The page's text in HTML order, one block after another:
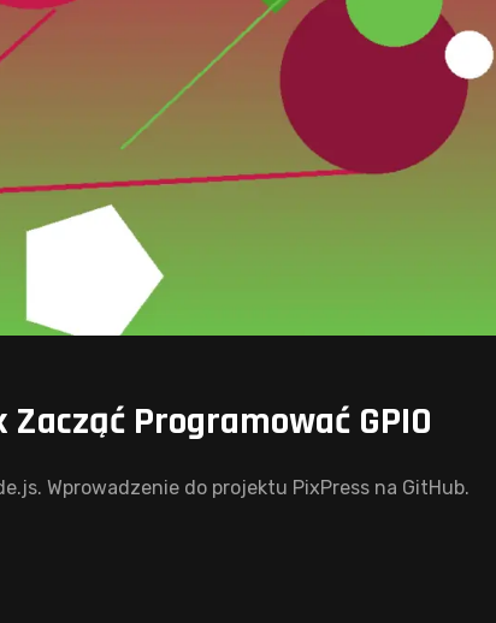
Programować GPIO
Wprowadzenie do projektu PixPress na GitHub.